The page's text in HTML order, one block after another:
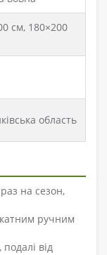
см, 180×200
область
на сезон,
ручним
від